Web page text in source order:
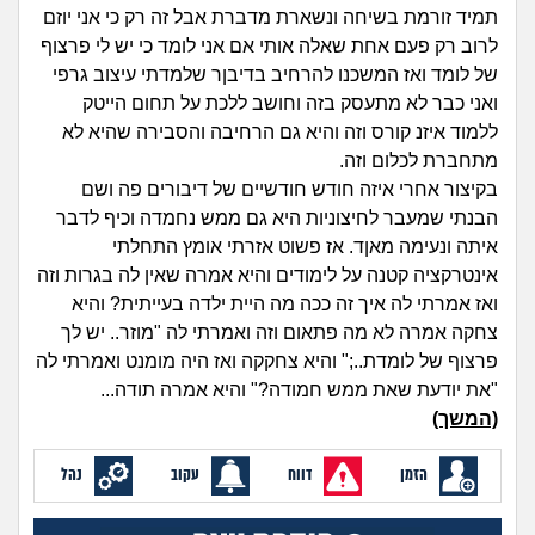
הורות ומשפחה
מתבגרים
לימודים וסטודנטים
עבודה וקריירה
חברים ואנשים
בית, שכנים ושותפים
מה שעובר עליי
שומרים על הגוף
תמיד זורמת בשיחה ונשארת מדברת אבל זה רק כי אני יוזם
לרוב רק פעם אחת שאלה אותי אם אני לומד כי יש לי פרצוף
של לומד ואז המשכנו להרחיב בדיבןר שלמדתי עיצוב גרפי
ואני כבר לא מתעסק בזה וחושב ללכת על תחום הייטק
ללמוד איזנ קורס וזה והיא גם הרחיבה והסבירה שהיא לא
מתחברת לכלום וזה.
בקיצור אחרי איזה חודש חודשיים של דיבורים פה ושם
הבנתי שמעבר לחיצוניות היא גם ממש נחמדה וכיף לדבר
איתה ונעימה מאןד. אז פשוט אזרתי אומץ התחלתי
אינטרקציה קטנה על לימודים והיא אמרה שאין לה בגרות וזה
ואז אמרתי לה איך זה ככה מה היית ילדה בעייתית? והיא
צחקה אמרה לא מה פתאום וזה ואמרתי לה "מוזר.. יש לך
פרצוף של לומדת..;" והיא צחקקה ואז היה מומנט ואמרתי לה
"את יודעת שאת ממש חמודה?" והיא אמרה תודה...
(המשך)
הזמן דווח עקוב נהל